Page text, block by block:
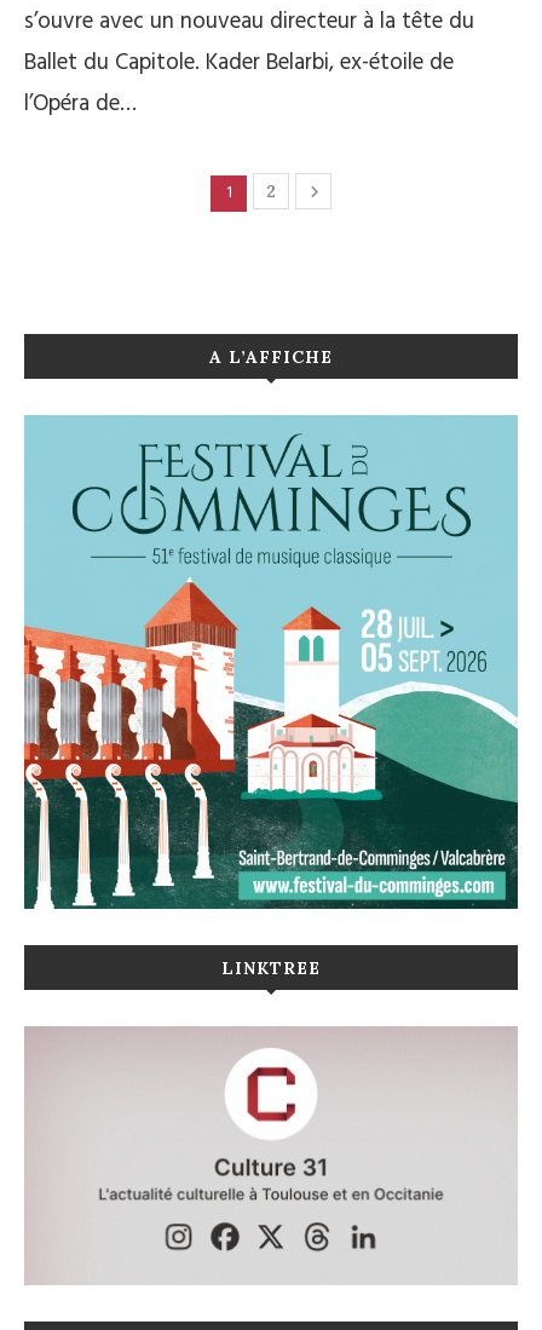
s’ouvre avec un nouveau directeur à la tête du
Ballet du Capitole. Kader Belarbi, ex-étoile de
l’Opéra de…
1 2
A L’AFFICHE
LINKTREE